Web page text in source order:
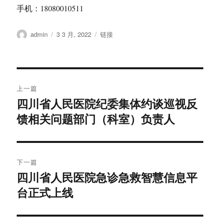
手机：18080010511
作
admin
发
3 3 月, 2022
格
链接
章
导
航
上一篇
上
篇
章：
四川省人民医院纪委集体约谈巡视反
馈相关问题部门（科室）负责人
下一篇
下
篇
章：
四川省人民医院急诊急救智慧信息平
台正式上线